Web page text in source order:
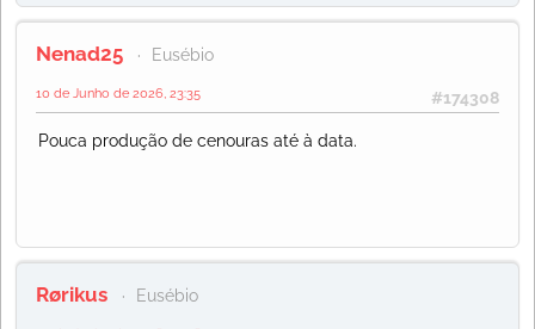
Nenad25 Eusébio
#174308
10 de Junho de 2026, 23:35
Pouca produção de cenouras até à data.
Rørikus Eusébio